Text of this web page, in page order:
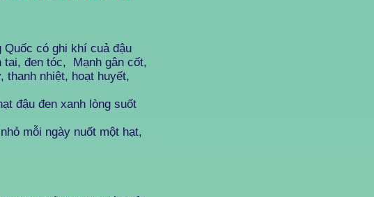
Quốc có ghi khí cuả đậu
tai, đen tóc, Mạnh gân cốt,
thanh nhiệt, hoạt huyết,
đậu đen xanh lòng suốt
mỗi ngày nuốt một hạt,